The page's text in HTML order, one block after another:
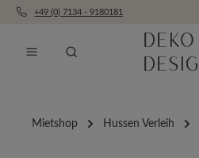
Zum Hauptinhalt springen
+49 (0) 7134 - 9180181
Mietshop Hussen Verleih